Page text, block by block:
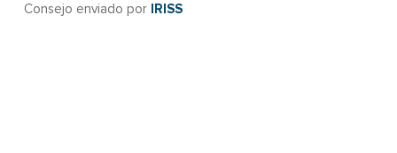
Consejo enviado por IRISS